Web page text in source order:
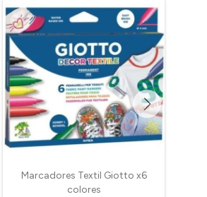
Marcadores Textil Giotto x6
colores